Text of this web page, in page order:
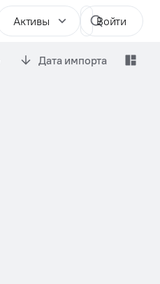
Активы Войти
Дата импорта